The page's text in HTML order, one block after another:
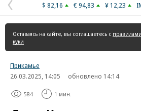
Предыдущая
страница
$ 82,16 € 94,83 ¥ 12,23
Оставаясь на сайте, вы соглашаетесь с
куки
Прикамье
26.03.2025, 14:05
обновлено 14:14
584 1 мин.